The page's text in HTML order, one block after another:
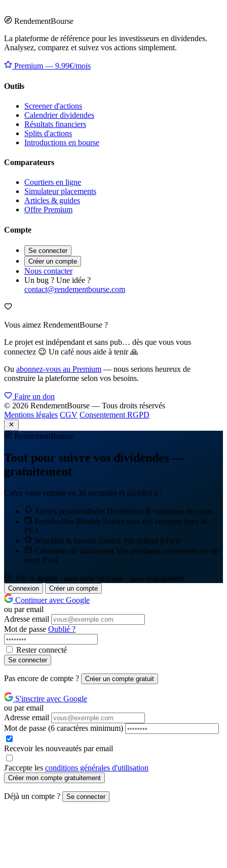
RendementBourse
La plateforme de référence pour les investisseurs en dividendes.
Analysez, comparez et suivez vos actions simplement.
Premium — 9.99€/mois
Outils
Screener d'actions
Calendrier dividendes
Résultats financiers
Splits d'actions
Introductions en bourse
Comparateurs
Courtiers en ligne
Simulateur placements
Articles & guides
Offre Premium
Compte
Se connecter
Créer un compte
Nous contacter
Un bug ? Une idée ?
contact@rendementbourse.com
Vous aimez RendementBourse ?
Le projet est indépendant et sans pub… dès que vous vous
connectez 😉 Un café nous aide à tenir 🙏
Ou abonnez-vous au Premium — nous serions heureux de
construire la plateforme selon vos besoins.
Faire un don
© 2026 RendementBourse — Tous droits réservés
Mentions légales CGV Consentement RGPD
RendementBourse
Tout pour suivre vos dividendes —
gratuitement
Créez votre compte en 30 secondes et accédez à :
Alertes personnalisées Dividendes & variations de cours
Portefeuilles illimités Suivez tous vos comptes titres &
PEA
Watchlist & favoris Gardez vos actions à l'œil
Calendrier de dividendes Vos prochains versements en un
coup d'œil
100 % gratuit · sans carte bancaire · sans engagement
Connexion Créer un compte
Continuer avec Google
ou par email
Adresse email
Mot de passe Oublié ?
Rester connecté
Se connecter
Pas encore de compte ? Créer un compte gratuit
S'inscrire avec Google
ou par email
Adresse email
Mot de passe (6 caractères minimum)
Recevoir les nouveautés par email
J'accepte les conditions générales d'utilisation
Créer mon compte gratuitement
Déjà un compte ? Se connecter